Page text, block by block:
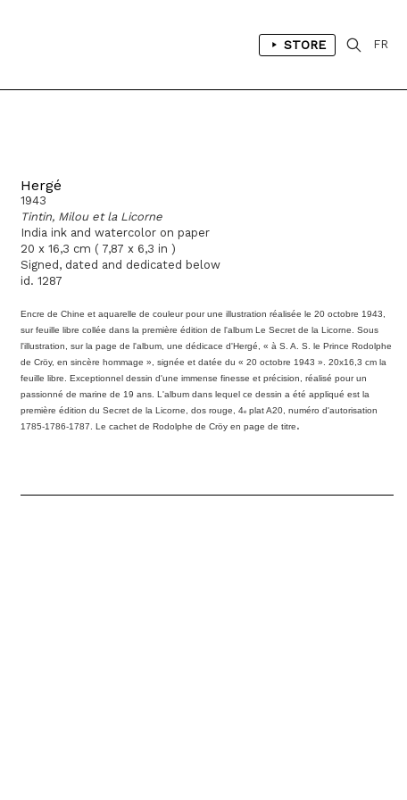
STORE FR
Hergé
1943
Tintin, Milou et la Licorne
India ink and watercolor on paper
20 x 16,3 cm ( 7,87 x 6,3 in )
Signed, dated and dedicated below
id. 1287
Encre de Chine et aquarelle de couleur pour une illustration réalisée le 20 octobre 1943,
sur feuille libre collée dans la première édition de l'album Le Secret de la Licorne . Sous
l'illustration, sur la page de l'album, une dédicace d'Hergé, « à S. A. S. le Prince Rodolphe
de Cröy, en sincère hommage », signée et datée du « 20 octobre 1943 ». 20x16,3 cm la
feuille libre. Exceptionnel dessin d'une immense finesse et précision, réalisé pour un
passionné de marine de 19 ans. L'album dans lequel ce dessin a été appliqué est la
première édition du Secret de la Licorne , dos rouge, 4e plat A20, numéro d'autorisation
1785-1786-1787. Le cachet de Rodolphe de Cröy en page de titre.